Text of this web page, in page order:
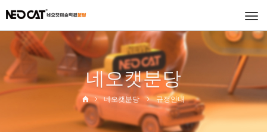
네오캣분당
네오캣분당 규정안내